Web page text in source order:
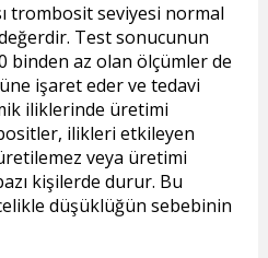
trombosit seviyesi normal
Test sonucunun
binden az olan ölçümler de
işaret eder ve tedavi
iliklerinde üretimi
ilikleri etkileyen
veya üretimi
kişilerde durur. Bu
düşüklüğün sebebinin